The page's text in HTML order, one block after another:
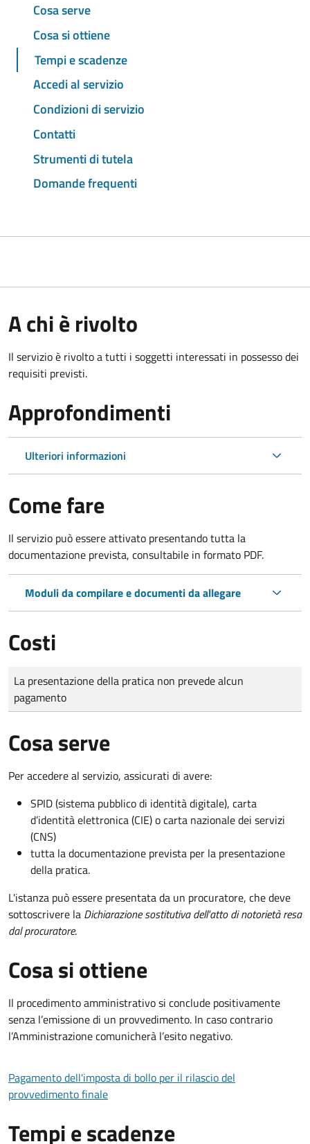
Cosa serve
Cosa si ottiene
Tempi e scadenze
Accedi al servizio
Condizioni di servizio
Contatti
Strumenti di tutela
Domande frequenti
A chi è rivolto
Il servizio è rivolto a tutti i soggetti interessati in possesso dei
requisiti previsti.
Approfondimenti
Ulteriori informazioni
Come fare
Il servizio può essere attivato presentando tutta la
documentazione prevista, consultabile in formato PDF.
Moduli da compilare e documenti da allegare
Costi
Tipo di pagamento
Importo
La presentazione della pratica non prevede alcun
pagamento
Cosa serve
Per accedere al servizio, assicurati di avere:
SPID (sistema pubblico di identità digitale), carta
d’identità elettronica (CIE) o carta nazionale dei servizi
(CNS)
tutta la documentazione prevista per la presentazione
della pratica.
L'istanza può essere presentata da un procuratore, che deve
sottoscrivere la Dichiarazione sostitutiva dell'atto di notorietà resa
dal procuratore.
Cosa si ottiene
Il procedimento amministrativo si conclude positivamente
senza l’emissione di un provvedimento. In caso contrario
l’Amministrazione comunicherà l’esito negativo.
Pagamento dell'imposta di bollo per il rilascio del
provvedimento finale
Tempi e scadenze